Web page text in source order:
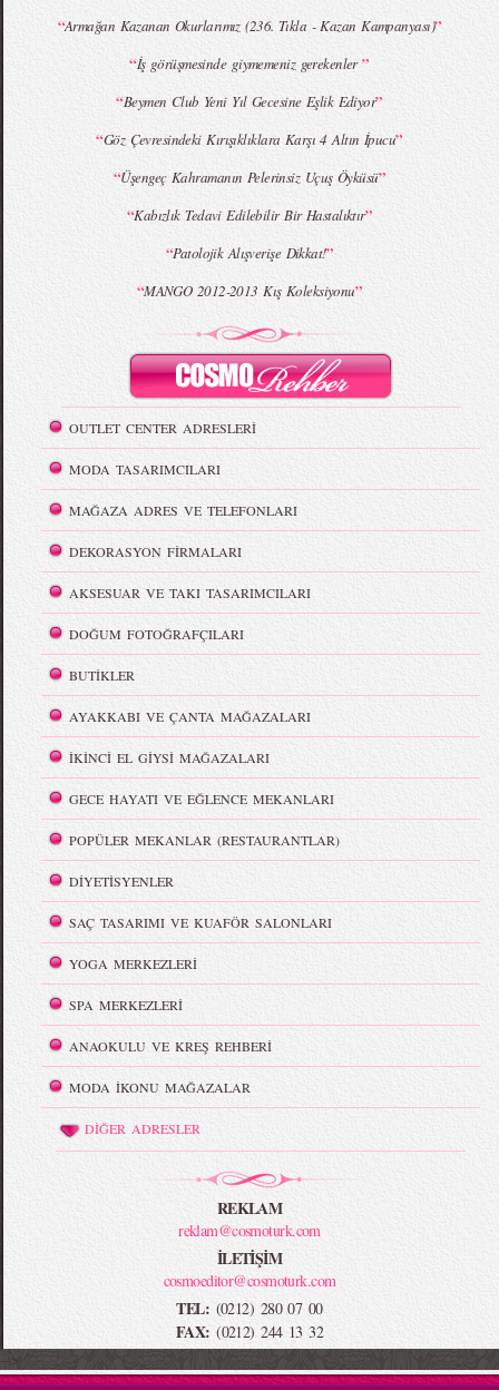
“Armağan Kazanan Okurlarımız (236. Tıkla - Kazan Kampanyası)”
“İş görüşmesinde giymemeniz gerekenler”
“Beymen Club Yeni Yıl Gecesine Eşlik Ediyor”
“Göz Çevresindeki Kırışıklıklara Karşı 4 Altın İpucu”
“Üşengeç Kahramanın Pelerinsiz Uçuş Öyküsü”
“Kabızlık Tedavi Edilebilir Bir Hastalıktır”
“Patolojik Alışverişe Dikkat!”
“MANGO 2012-2013 Kış Koleksiyonu”
OUTLET CENTER ADRESLERİ
MODA TASARIMCILARI
MAĞAZA ADRES VE TELEFONLARI
DEKORASYON FİRMALARI
AKSESUAR VE TAKI TASARIMCILARI
DOĞUM FOTOĞRAFÇILARI
BUTİKLER
AYAKKABI VE ÇANTA MAĞAZALARI
İKİNCİ EL GİYSİ MAĞAZALARI
GECE HAYATI VE EĞLENCE MEKANLARI
POPÜLER MEKANLAR (RESTAURANTLAR)
DİYETİSYENLER
SAÇ TASARIMI VE KUAFÖR SALONLARI
YOGA MERKEZLERİ
SPA MERKEZLERİ
ANAOKULU VE KREŞ REHBERİ
MODA İKONU MAĞAZALAR
DİĞER ADRESLER
REKLAM
reklam@cosmoturk.com
İLETİŞİM
cosmoeditor@cosmoturk.com
TEL: (0212) 280 07 00
FAX: (0212) 244 13 32
-->